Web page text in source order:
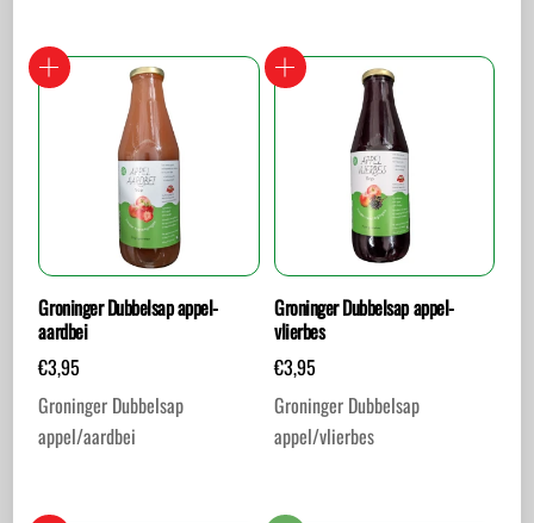
Groninger Dubbelsap appel-
aardbei
€3,95
Groninger Dubbelsap
appel/aardbei
Groninger Dubbelsap appel-
vlierbes
€3,95
Groninger Dubbelsap
appel/vlierbes